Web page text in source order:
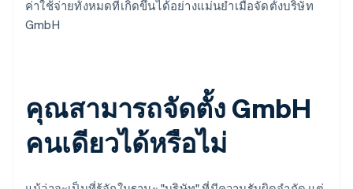
ค่าใช้จ่ายทั้งหมดที่เกิดขึ้นได้อย่างแม่นยำเมื่อจัดตั้งบริษัท
GmbH
คุณสามารถจัดตั้ง GmbH
คนเดียวได้หรือไม่